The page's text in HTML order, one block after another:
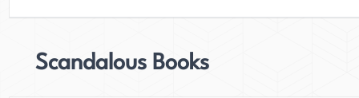
Scandalous Books